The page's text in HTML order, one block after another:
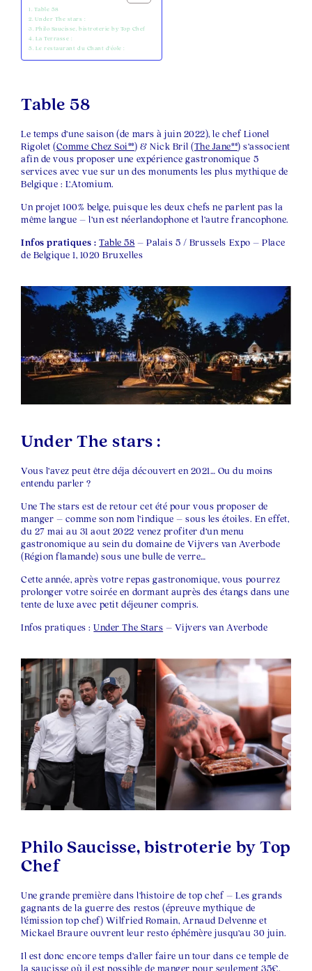
Table 58
Under The stars :
Philo Saucisse, bistroterie by Top Chef
La Terrasse :
Le restaurant du Chant d’éole :
Table 58
Le temps d’une saison (de mars à juin 2022), le chef Lionel
Rigolet (Comme Chez Soi**) & Nick Bril (The Jane**) s’associent
afin de vous proposer une expérience gastronomique 5
services avec vue sur un des monuments les plus mythique de
Belgique : L’Atomium.
Un projet 100% belge, puisque les deux chefs ne parlent pas la
même langue – l’un est néerlandophone et l’autre francophone.
Infos pratiques : Table 58 – Palais 5 / Brussels Expo – Place
de Belgique 1, 1020 Bruxelles
Under The stars :
Vous l’avez peut être déja découvert en 2021… Ou du moins
entendu parler ?
Une The stars est de retour cet été pour vous proposer de
manger – comme son nom l’indique – sous les étoiles. En effet,
du 27 mai au 31 aout 2022 venez profiter d’un menu
gastronomique au sein du domaine de Vijvers van Averbode
(Région flamande) sous une bulle de verre…
Cette année, après votre repas gastronomique, vous pourrez
prolonger votre soirée en dormant auprès des étangs dans une
tente de luxe avec petit déjeuner compris.
Infos pratiques :Under The Stars – Vijvers van Averbode
Philo Saucisse, bistroterie by Top
Chef
Une grande première dans l’histoire de top chef – Les grands
gagnants de la guerre des restos (épreuve mythique de
l’émission top chef) Wilfried Romain, Arnaud Delvenne et
Mickael Braure ouvrent leur resto éphémère jusqu’au 30 juin.
Il est donc encore temps d’aller faire un tour dans ce temple de